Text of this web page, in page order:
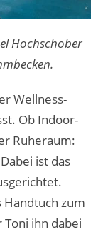
Hochschober
Wellness-
Ob Indoor-
Ruheraum:
ist das
Handtuch zum
ihn dabei